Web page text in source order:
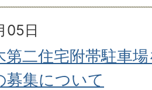
05日
第二住宅附帯駐車
募集について